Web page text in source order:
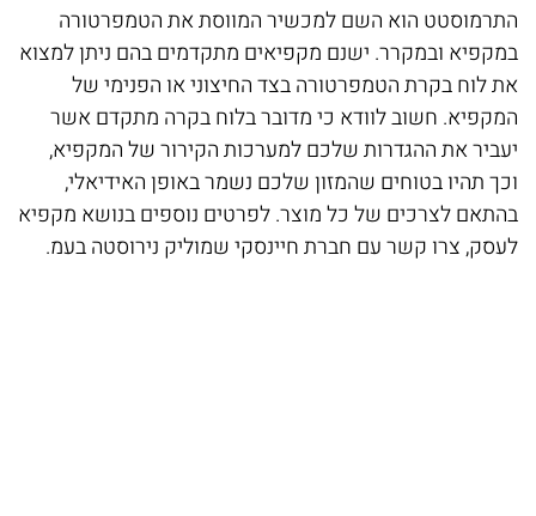
התרמוסטט הוא השם למכשיר המווסת את הטמפרטורה
במקפיא ובמקרר. ישנם מקפיאים מתקדמים בהם ניתן למצוא
את לוח בקרת הטמפרטורה בצד החיצוני או הפנימי של
המקפיא. חשוב לוודא כי מדובר בלוח בקרה מתקדם אשר
יעביר את ההגדרות שלכם למערכות הקירור של המקפיא,
וכך תהיו בטוחים שהמזון שלכם נשמר באופן האידיאלי,
בהתאם לצרכים של כל מוצר. לפרטים נוספים בנושא מקפיא
לעסק, צרו קשר עם חברת חיינסקי שמוליק נירוסטה בעמ.